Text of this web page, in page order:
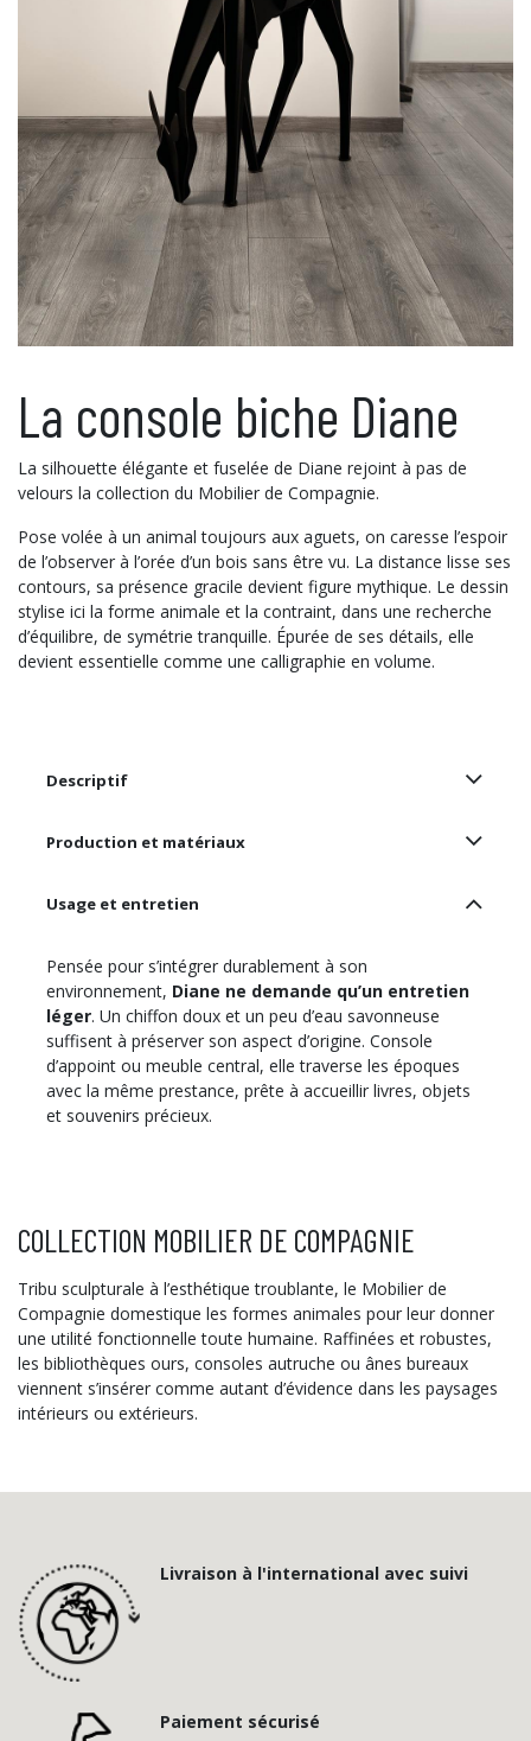
La console biche Diane
La silhouette élégante et fuselée de Diane rejoint à pas de
velours la collection du Mobilier de Compagnie.
Pose volée à un animal toujours aux aguets, on caresse l’espoir
de l’observer à l’orée d’un bois sans être vu. La distance lisse ses
contours, sa présence gracile devient figure mythique. Le dessin
stylise ici la forme animale et la contraint, dans une recherche
d’équilibre, de symétrie tranquille. Épurée de ses détails, elle
devient essentielle comme une calligraphie en volume.
Descriptif
Production et matériaux
Usage et entretien
Pensée pour s’intégrer durablement à son
environnement, Diane ne demande qu’un entretien
léger. Un chiffon doux et un peu d’eau savonneuse
suffisent à préserver son aspect d’origine. Console
d’appoint ou meuble central, elle traverse les époques
avec la même prestance, prête à accueillir livres, objets
et souvenirs précieux.
COLLECTION MOBILIER DE COMPAGNIE
Tribu sculpturale à l’esthétique troublante, le Mobilier de
Compagnie domestique les formes animales pour leur donner
une utilité fonctionnelle toute humaine. Raffinées et robustes,
les bibliothèques ours, consoles autruche ou ânes bureaux
viennent s’insérer comme autant d’évidence dans les paysages
intérieurs ou extérieurs.
Livraison à l'international avec suivi
Paiement sécurisé